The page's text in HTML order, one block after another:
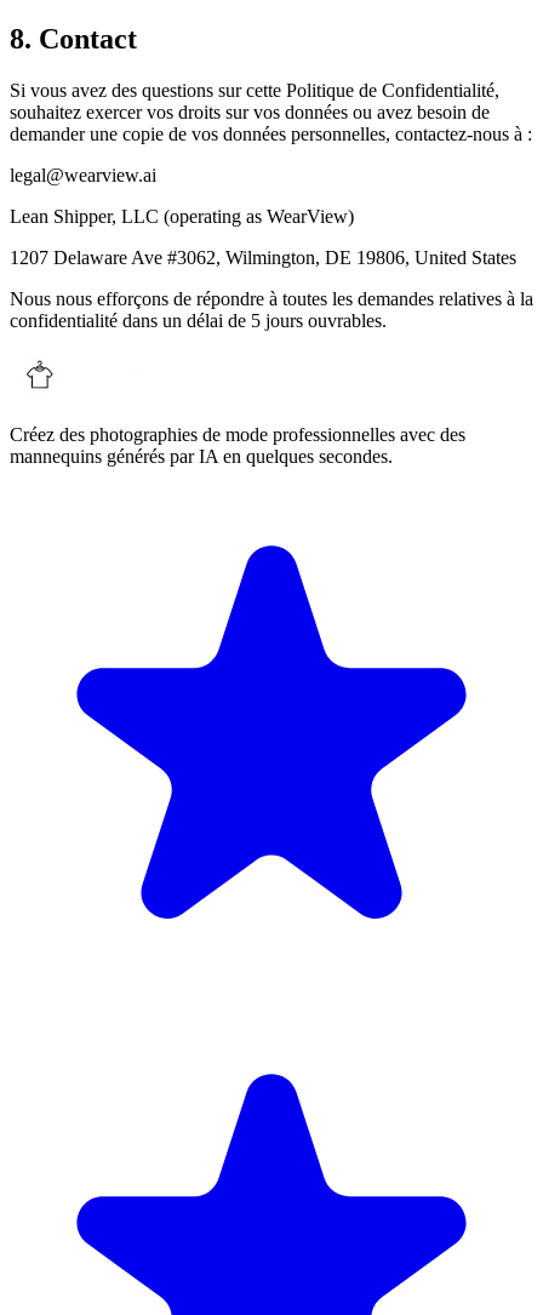
8. Contact
Si vous avez des questions sur cette Politique de Confidentialité,
souhaitez exercer vos droits sur vos données ou avez besoin de
demander une copie de vos données personnelles, contactez-nous à :
legal@wearview.ai
Lean Shipper, LLC (operating as WearView)
1207 Delaware Ave #3062, Wilmington, DE 19806, United States
Nous nous efforçons de répondre à toutes les demandes relatives à la
confidentialité dans un délai de 5 jours ouvrables.
Créez des photographies de mode professionnelles avec des
mannequins générés par IA en quelques secondes.